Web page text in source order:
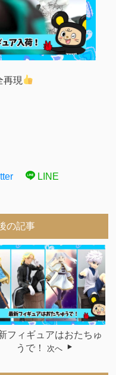
再現
LINE
の記事
フィギュアはおたちゅ
うで！
次へ